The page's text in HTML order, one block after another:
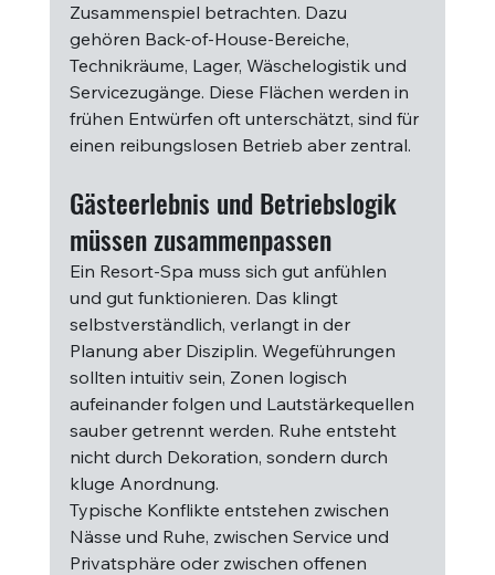
Zusammenspiel betrachten. Dazu
gehören Back-of-House-Bereiche,
Technikräume, Lager, Wäschelogistik und
Servicezugänge. Diese Flächen werden in
frühen Entwürfen oft unterschätzt, sind für
einen reibungslosen Betrieb aber zentral.
Gästeerlebnis und Betriebslogik
müssen zusammenpassen
Ein Resort-Spa muss sich gut anfühlen
und gut funktionieren. Das klingt
selbstverständlich, verlangt in der
Planung aber Disziplin. Wegeführungen
sollten intuitiv sein, Zonen logisch
aufeinander folgen und Lautstärkequellen
sauber getrennt werden. Ruhe entsteht
nicht durch Dekoration, sondern durch
kluge Anordnung.
Typische Konflikte entstehen zwischen
Nässe und Ruhe, zwischen Service und
Privatsphäre oder zwischen offenen